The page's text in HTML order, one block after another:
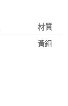
材質
黃銅